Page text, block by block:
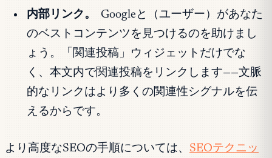
内部リンク。
Googleと（ユーザー）があなた
のベストコンテンツを見つけるのを助けまし
ょう。「関連投稿」ウィジェットだけでな
く、本文内で関連投稿をリンクします——文脈
的なリンクはより多くの関連性シグナルを伝
えるからです。
より高度なSEOの手順については、 SEOテクニッ